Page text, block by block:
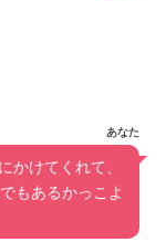
あなた
けてくれて、
もあるかっこよ